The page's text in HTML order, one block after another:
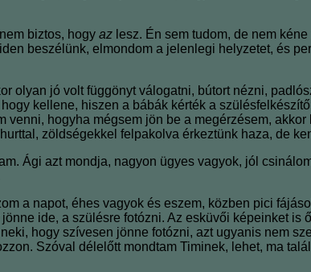
biztos, hogy az lesz. Én sem tudom, de nem
beszélünk, elmondom a jelenlegi helyzetet, és
olyan jó volt függönyt válogatni, bútort nézni,
kellene, hiszen a bábák kérték a
hogyha mégsem jön be a megérzésem,
zöldségekkel felpakolva érkeztünk haza, de
Ági azt mondja, nagyon ügyes vagyok, jól
a napot, éhes vagyok és eszem, közben pici
ide, a szülésre fotózni. Az esküvői képeinket is
hogy szívesen jönne fotózni, azt ugyanis nem
Szóval délelőtt mondtam Timinek, lehet, ma